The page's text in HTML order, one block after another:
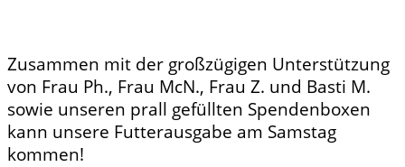
Zusammen mit der großzügigen Unterstützung
von Frau Ph., Frau McN., Frau Z. und Basti M.
sowie unseren prall gefüllten Spendenboxen
kann unsere Futterausgabe am Samstag
kommen!